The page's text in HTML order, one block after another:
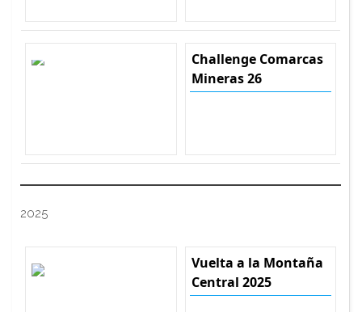
Challenge Comarcas
Mineras 26
2025
Vuelta a la Montaña
Central 2025